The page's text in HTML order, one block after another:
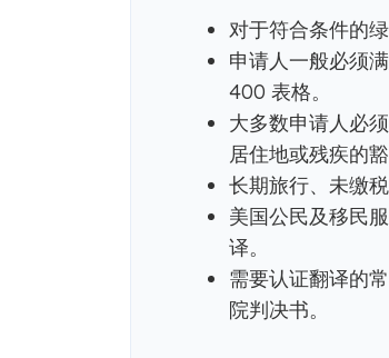
对于符合条件的
申请人一般必须
400 表格。
大多数申请人必
居住地或残疾的豁
长期旅行、未缴
美国公民及移民
译。
需要认证翻译的
院判决书。